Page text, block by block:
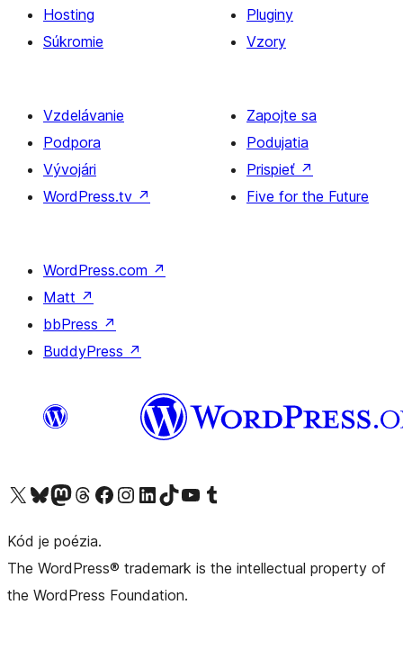
Hosting
Súkromie
Pluginy
Vzory
Vzdelávanie
Podpora
Vývojári
WordPress.tv ↗
Zapojte sa
Podujatia
Prispieť ↗
Five for the Future
WordPress.com ↗
Matt ↗
bbPress ↗
BuddyPress ↗
Navštívte náš účet na X (predtým Twitter)
Navštívte náš účet na platforme Bluesky
Navštívte náš účet na Mastodone
Navštívte náš účet na platforme Threads
Navštívte našu stránku na Facebooku
Navštívte náš účet Instagram
Navštívte náš účet LinkedIn
Navštívte náš účet na platforme TikTok
Navštívte náš kanál YouTube
Navštívte náš účet na platforme Tumblr
Kód je poézia.
The WordPress® trademark is the intellectual property of
the WordPress Foundation.